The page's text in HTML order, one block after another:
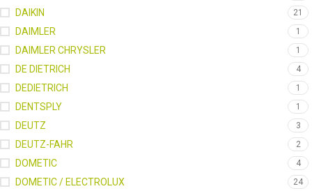
DAIKIN 21
DAIMLER 1
DAIMLER CHRYSLER 1
DE DIETRICH 4
DEDIETRICH 1
DENTSPLY 1
DEUTZ 3
DEUTZ-FAHR 2
DOMETIC 4
DOMETIC / ELECTROLUX 24